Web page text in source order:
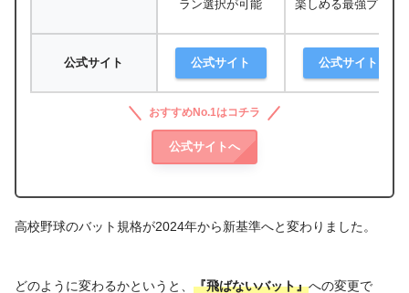
ラン選択が可能
楽しめる最強プラン
公式サイト 公式サイト 公式サイト
おすすめNo.1はコチラ
公式サイトへ
高校野球のバット規格が2024年から新基準へと変わりました。
どのように変わるかというと、 『飛ばないバット』への変更で